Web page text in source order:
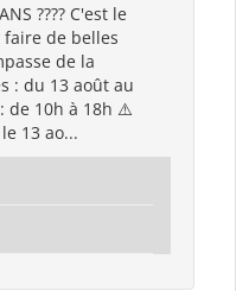
???? C'est le
de belles
de la
: du 13 août au
: de 10h à 18h ⚠️
13 ao...